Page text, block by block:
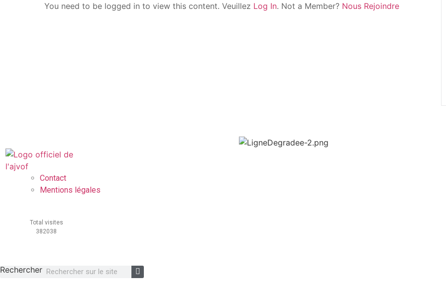
You need to be logged in to view this content. Veuillez Log In. Not a Member? Nous Rejoindre
Contact
Mentions légales
Total visites
382038
Rechercher